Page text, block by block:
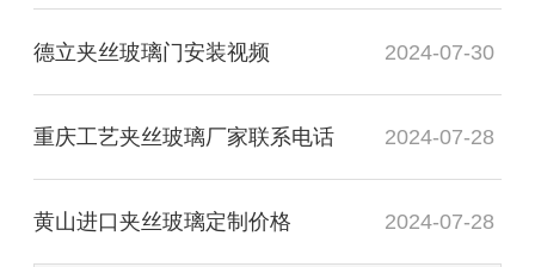
德立夹丝玻璃门安装视频 2024-07-30
重庆工艺夹丝玻璃厂家联系电话 2024-07-28
黄山进口夹丝玻璃定制价格 2024-07-28